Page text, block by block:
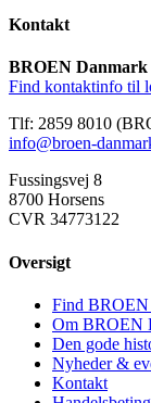
Kontakt
BROEN Danmark
Find kontaktinfo til
Tlf: 2859 8010
info@broen-
Fussingsvej 8
8700 Horsens
CVR 34773122
Oversigt
Find
Om BROEN
Den gode
Nyheder &
Kontakt